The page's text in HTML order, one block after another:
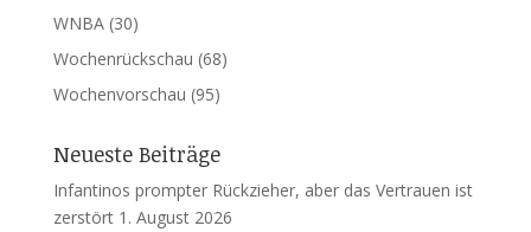
WNBA(30)
Wochenrückschau (68)
Wochenvorschau (95)
Neueste Beiträge
Infantinos prompter Rückzieher, aber das Vertrauen ist
zerstört 1. August 2026